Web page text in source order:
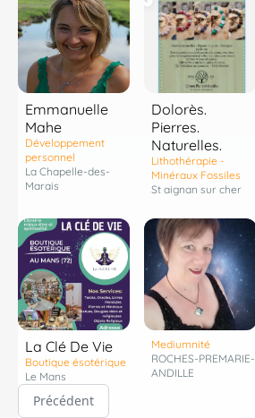
Emmanuelle
Mahe
Développement
personnel
La Chapelle-des-
Marais
Dolorès.
Pierres.
Naturelles.
Lithothérapie -
Minéraux Fossiles
St aignan sur cher
La Clé De Vie
Boutique ésotérique
Le Mans
Mediumnité
ROCHES-PREMARIE-
ANDILLE
Précédent